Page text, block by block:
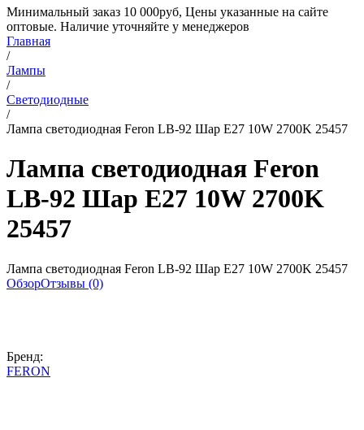
Минимальный заказ 10 000руб, Цены указанные на сайте
оптовые. Наличие уточняйте у менеджеров
Главная
/
Лампы
/
Светодиодные
/
Лампа светодиодная Feron LB-92 Шар E27 10W 2700K 25457
Лампа светодиодная Feron
LB-92 Шар E27 10W 2700K
25457
Лампа светодиодная Feron LB-92 Шар E27 10W 2700K 25457
ОбзорОтзывы (0)
Бренд:
FERON